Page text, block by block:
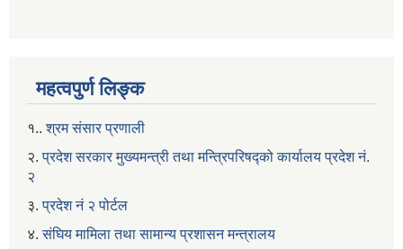
महत्वपुर्ण लिङ्क
१..श्रम संसार प्रणाली
२. प्रदेश सरकार मुख्यमन्त्री तथा मन्त्रिपरिषद्को कार्यालय प्रदेश नं.
२
३.प्रदेश नं २ पोर्टल
४.संघिय मामिला तथा सामान्य प्रशासन मन्त्रालय